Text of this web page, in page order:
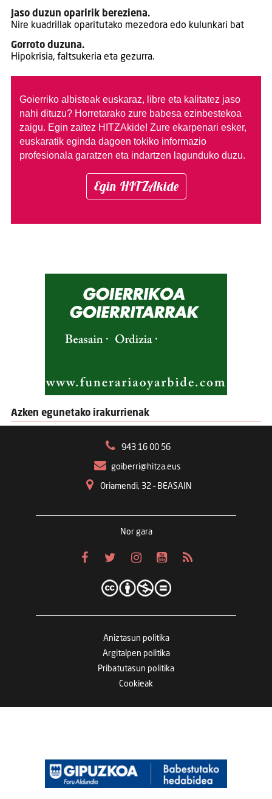
Jaso duzun oparirik bereziena.
Nire kuadrillak oparitutako mezedora edo kulunkari bat
Gorroto duzuna.
Hipokrisia, faltsukeria eta gezurra.
Goierriko albisteak euskaraz, libre eta kalitatez jaso
nahi dituzu? Horretarako zure babesa ezinbestekoa
zaigu. Egin zaitez HITZAkide! Zure ekarpenari esker,
euskaratik eginda dagoen tokiko informazio
profesionala garatzen eta indartzen lagunduko duzu.
Egin HITZAkide
Azken egunetako irakurrienak
943 16 00 56
goiberri@hitza.eus
Oriamendi, 32 – BEASAIN
Nor gara
Aniztasun politika
Argitalpen politika
Pribatutasun politika
Cookieak